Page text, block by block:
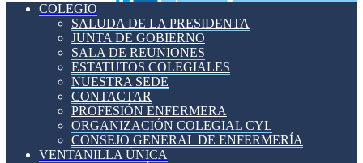
COLEGIO
SALUDA DE LA PRESIDENTA
JUNTA DE GOBIERNO
SALA DE REUNIONES
ESTATUTOS COLEGIALES
NUESTRA SEDE
CONTACTAR
PROFESIÓN ENFERMERA
ORGANIZACIÓN COLEGIAL CYL
CONSEJO GENERAL DE ENFERMERÍA
VENTANILLA ÚNICA